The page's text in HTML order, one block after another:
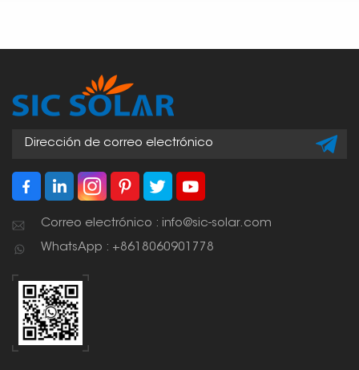
Correo electrónico : info@sic-solar.com
WhatsApp : +8618060901778